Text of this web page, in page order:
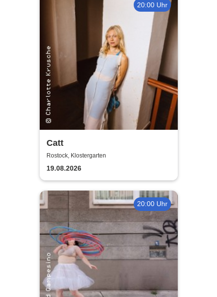
20:00 Uhr
Catt
Rostock, Klostergarten
19.08.2026
20:00 Uhr